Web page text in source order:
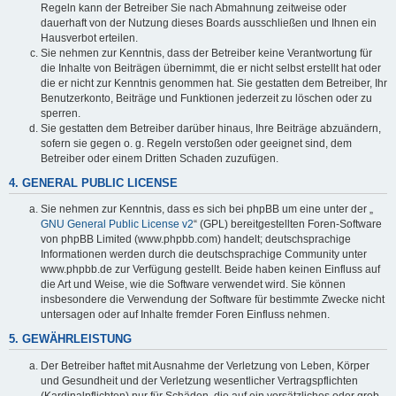
Regeln kann der Betreiber Sie nach Abmahnung zeitweise oder
dauerhaft von der Nutzung dieses Boards ausschließen und Ihnen ein
Hausverbot erteilen.
Sie nehmen zur Kenntnis, dass der Betreiber keine Verantwortung für
die Inhalte von Beiträgen übernimmt, die er nicht selbst erstellt hat oder
die er nicht zur Kenntnis genommen hat. Sie gestatten dem Betreiber, Ihr
Benutzerkonto, Beiträge und Funktionen jederzeit zu löschen oder zu
sperren.
Sie gestatten dem Betreiber darüber hinaus, Ihre Beiträge abzuändern,
sofern sie gegen o. g. Regeln verstoßen oder geeignet sind, dem
Betreiber oder einem Dritten Schaden zuzufügen.
4. GENERAL PUBLIC LICENSE
Sie nehmen zur Kenntnis, dass es sich bei phpBB um eine unter der „
GNU General Public License v2“ (GPL) bereitgestellten Foren-Software
von phpBB Limited (www.phpbb.com) handelt; deutschsprachige
Informationen werden durch die deutschsprachige Community unter
www.phpbb.de zur Verfügung gestellt. Beide haben keinen Einfluss auf
die Art und Weise, wie die Software verwendet wird. Sie können
insbesondere die Verwendung der Software für bestimmte Zwecke nicht
untersagen oder auf Inhalte fremder Foren Einfluss nehmen.
5. GEWÄHRLEISTUNG
Der Betreiber haftet mit Ausnahme der Verletzung von Leben, Körper
und Gesundheit und der Verletzung wesentlicher Vertragspflichten